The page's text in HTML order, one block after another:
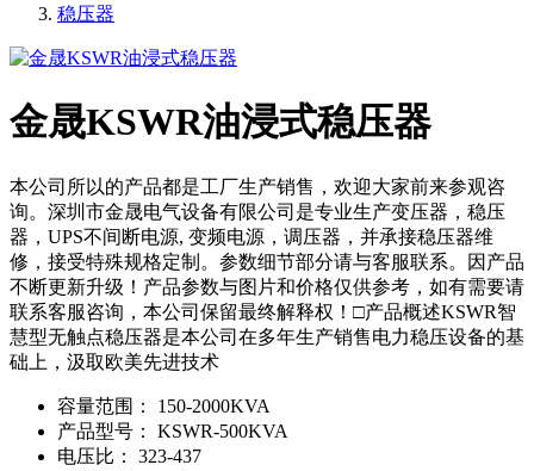
稳压器
金晟KSWR油浸式稳压器
本公司所以的产品都是工厂生产销售，欢迎大家前来参观咨
询。深圳市金晟电气设备有限公司是专业生产变压器，稳压
器，UPS不间断电源, 变频电源，调压器，并承接稳压器维
修，接受特殊规格定制。参数细节部分请与客服联系。因产品
不断更新升级！产品参数与图片和价格仅供参考，如有需要请
联系客服咨询，本公司保留最终解释权！□产品概述KSWR智
慧型无触点稳压器是本公司在多年生产销售电力稳压设备的基
础上，汲取欧美先进技术
容量范围：
150-2000KVA
产品型号：
KSWR-500KVA
电压比：
323-437